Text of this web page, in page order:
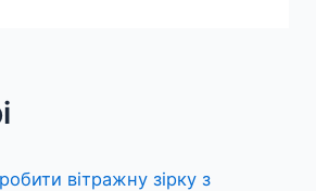
вітражну зірку з